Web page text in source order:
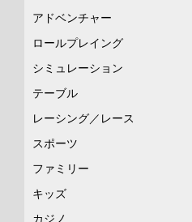
アドベンチャー
ロールプレイング
シミュレーション
テーブル
レーシング／レース
スポーツ
ファミリー
キッズ
カジノ